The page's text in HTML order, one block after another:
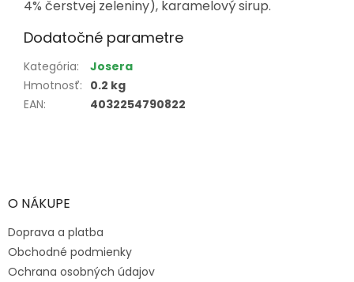
4% čerstvej zeleniny), karamelový sirup.
Dodatočné parametre
Kategória:
Josera
Hmotnosť: 0.2 kg
EAN: 4032254790822
ä
e
O NÁKUPE
Doprava a platba
Obchodné podmienky
Ochrana osobných údajov